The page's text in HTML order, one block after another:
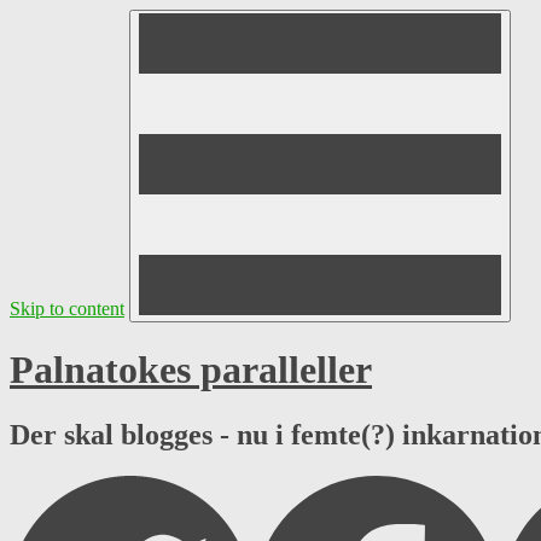
Skip to content
Palnatokes paralleller
Der skal blogges - nu i femte(?)